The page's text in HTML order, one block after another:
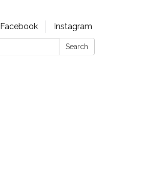
Facebook
Instagram
Search